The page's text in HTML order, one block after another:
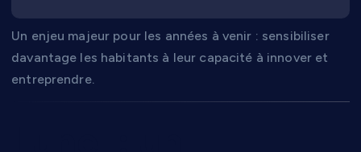
Un enjeu majeur pour les années à venir : sensibiliser
davantage les habitants à leur capacité à innover et
entreprendre.